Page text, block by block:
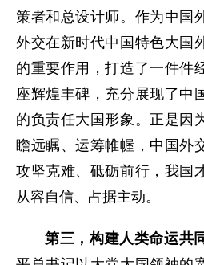
策者和总设计师。作为中国
外交在新时代中国特色大国
的重要作用，打造了一件件
座辉煌丰碑，充分展现了中
的负责任大国形象。正是因
瞻远瞩、运筹帷幄，中国外
攻坚克难、砥砺前行，我国
从容自信、占据主动。
第三，构建人类命运共